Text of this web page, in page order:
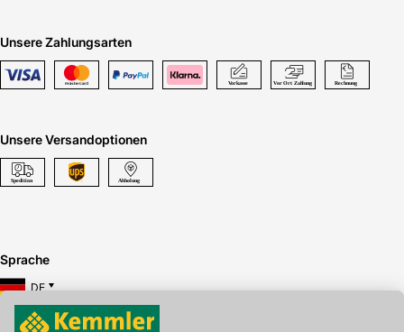
Unsere Zahlungsarten
Unsere Versandoptionen
Sprache
DE